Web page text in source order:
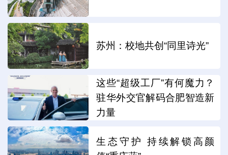
苏州：校地共创“同里诗光”
这些“超级工厂”有何魔力？
驻华外交官解码合肥智造新
力量
生态守护 持续解锁高颜